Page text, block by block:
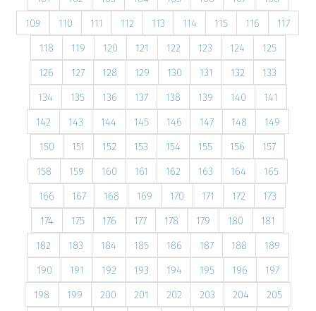
109
110 111 112 113 114 115 116
117
118
119 120 121 122 123 124
125
126
127 128 129 130 131 132
133
134
135 136 137 138 139 140
141
142
143 144 145 146 147 148
149
150
151 152 153 154 155 156
157
158
159 160 161 162 163 164
165
166
167 168 169 170 171 172
173
174
175 176 177 178 179 180
181
182
183 184 185 186 187 188
189
190
191 192 193 194 195 196
197
198
199 200 201 202 203 204
205